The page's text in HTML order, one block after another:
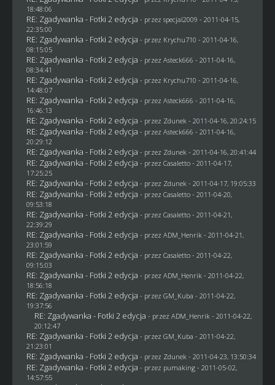
18:48:06
RE: Zgadywanka - Fotki 2 edycja - przez specjal2009 - 2011-04-15,
22:35:00
RE: Zgadywanka - Fotki 2 edycja - przez Krychu710 - 2011-04-16,
08:15:05
RE: Zgadywanka - Fotki 2 edycja - przez Asteck666 - 2011-04-16,
08:34:41
RE: Zgadywanka - Fotki 2 edycja - przez Krychu710 - 2011-04-16,
14:48:07
RE: Zgadywanka - Fotki 2 edycja - przez Asteck666 - 2011-04-16,
16:46:13
RE: Zgadywanka - Fotki 2 edycja - przez Zdunek - 2011-04-16, 20:24:15
RE: Zgadywanka - Fotki 2 edycja - przez Asteck666 - 2011-04-16,
20:29:12
RE: Zgadywanka - Fotki 2 edycja - przez Zdunek - 2011-04-16, 20:41:44
RE: Zgadywanka - Fotki 2 edycja - przez Casaletto- 2011-04-17,
17:25:25
RE: Zgadywanka - Fotki 2 edycja - przez Zdunek - 2011-04-17, 19:05:33
RE: Zgadywanka - Fotki 2 edycja - przez Casaletto- 2011-04-20,
09:53:18
RE: Zgadywanka - Fotki 2 edycja - przez Casaletto- 2011-04-21,
22:39:29
RE: Zgadywanka - Fotki 2 edycja - przez ADM_Henrik - 2011-04-21,
23:01:59
RE: Zgadywanka - Fotki 2 edycja - przez Casaletto- 2011-04-22,
09:15:03
RE: Zgadywanka - Fotki 2 edycja - przez ADM_Henrik - 2011-04-22,
18:56:18
RE: Zgadywanka - Fotki 2 edycja - przez GM_Kuba - 2011-04-22,
19:37:56
RE: Zgadywanka - Fotki 2 edycja - przez ADM_Henrik - 2011-04-22,
20:12:47
RE: Zgadywanka - Fotki 2 edycja - przez GM_Kuba - 2011-04-22,
21:23:01
RE: Zgadywanka - Fotki 2 edycja - przez Zdunek - 2011-04-23, 13:50:34
RE: Zgadywanka - Fotki 2 edycja - przez pumaking- 2011-05-02,
14:57:55